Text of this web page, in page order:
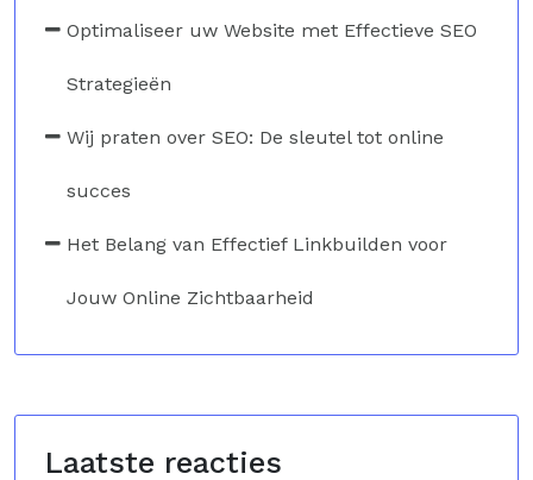
Optimaliseer uw Website met Effectieve SEO
Strategieën
Wij praten over SEO: De sleutel tot online
succes
Het Belang van Effectief Linkbuilden voor
Jouw Online Zichtbaarheid
Laatste reacties